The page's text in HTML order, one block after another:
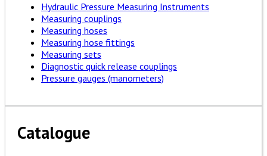
Hydraulic Pressure Measuring Instruments
Measuring couplings
Measuring hoses
Measuring hose fittings
Measuring sets
Diagnostic quick release couplings
Pressure gauges (manometers)
Catalogue